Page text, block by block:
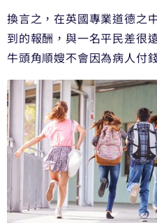
換言之，在英國專業道德之
到的報酬，與一名平民差很
牛頭角順嫂不會因為病人付